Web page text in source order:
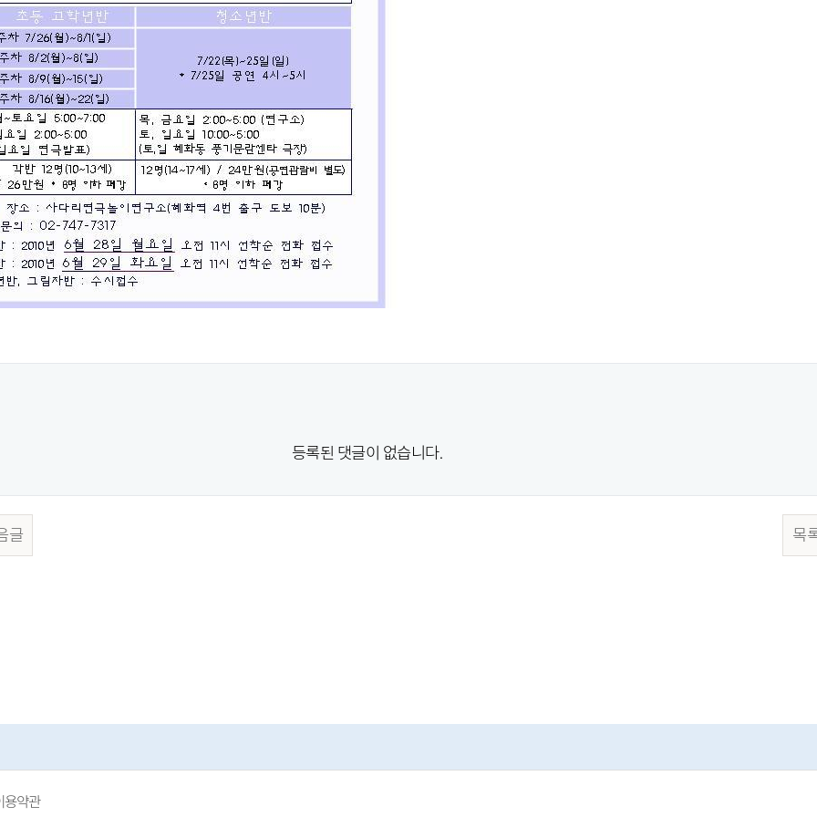
등록된 댓글이 없습니다.
글 목
용약관